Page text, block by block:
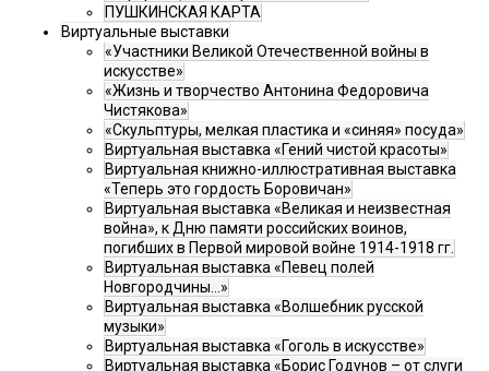
ПУШКИНСКАЯ КАРТА
Виртуальные выставки
«Участники Великой Отечественной войны в
искусстве»
«Жизнь и творчество Антонина Федоровича
Чистякова»
«Скульптуры, мелкая пластика и «синяя» посуда»
Виртуальная выставка «Гений чистой красоты»
Виртуальная книжно-иллюстративная выставка
«Теперь это гордость Боровичан»
Виртуальная выставка «Великая и неизвестная
война», к Дню памяти российских воинов,
погибших в Первой мировой войне 1914-1918 гг.
Виртуальная выставка «Певец полей
Новгородчины…»
Виртуальная выставка «Волшебник русской
музыки»
Виртуальная выставка «Гоголь в искусстве»
Виртуальная выставка «Борис Годунов – от слуги